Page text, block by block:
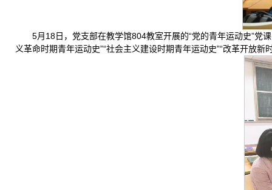
5月18日，党支部在教学馆804教室开展的“党的青年运动史”党
义革命时期青年运动史”“社会主义建设时期青年运动史”“改革开放